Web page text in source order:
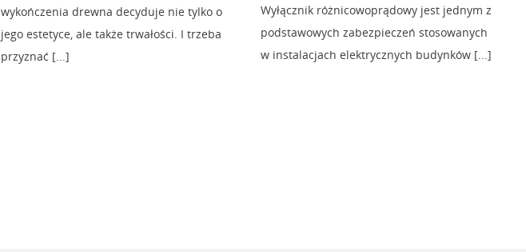
wykończenia drewna decyduje nie tylko o
jego estetyce, ale także trwałości. I trzeba
przyznać [...]
Wyłącznik różnicowoprądowy jest jednym z
podstawowych zabezpieczeń stosowanych
w instalacjach elektrycznych budynków [...]